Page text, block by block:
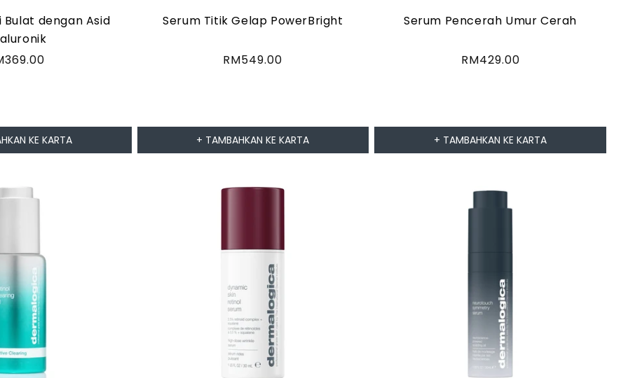
Bulat dengan Asid
KE KARTA
Serum Titik Gelap PowerBright
Harga
RM549.00
+ TAMBAHKAN KE KARTA
Serum Pencerah Umur Cerah
Harga
RM429.00
+ TAMBAHKAN KE KARTA